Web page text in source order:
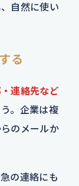
自然に使い
る
連絡先など
。企業は複
のメールか
の連絡にも